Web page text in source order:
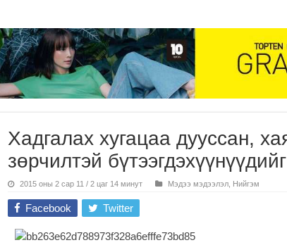
Хадгалах хугацаа дууссан,
зөрчилтэй
2015 оны 2 сар 11 / 2 цаг 14 минут Мэдээ мэдээлэл Нийгэм
Facebook Twitter